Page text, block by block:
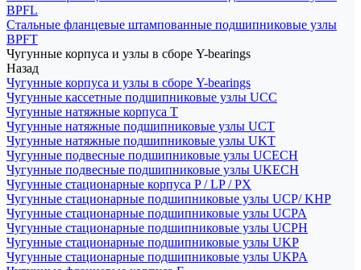
BPFL
Стальные фланцевые штампованные подшипниковые узлы
BPFT
Чугунные корпуса и узлы в сборе Y-bearings
Назад
Чугунные корпуса и узлы в сборе Y-bearings
Чугунные кассетные подшипниковые узлы UCC
Чугунные натяжные корпуса T
Чугунные натяжные подшипниковые узлы UCT
Чугунные натяжные подшипниковые узлы UKT
Чугунные подвесные подшипниковые узлы UCECH
Чугунные подвесные подшипниковые узлы UKECH
Чугунные стационарные корпуса P / LP / PX
Чугунные стационарные подшипниковые узлы UCP/ KHP
Чугунные стационарные подшипниковые узлы UCPA
Чугунные стационарные подшипниковые узлы UCPH
Чугунные стационарные подшипниковые узлы UKP
Чугунные стационарные подшипниковые узлы UKPA